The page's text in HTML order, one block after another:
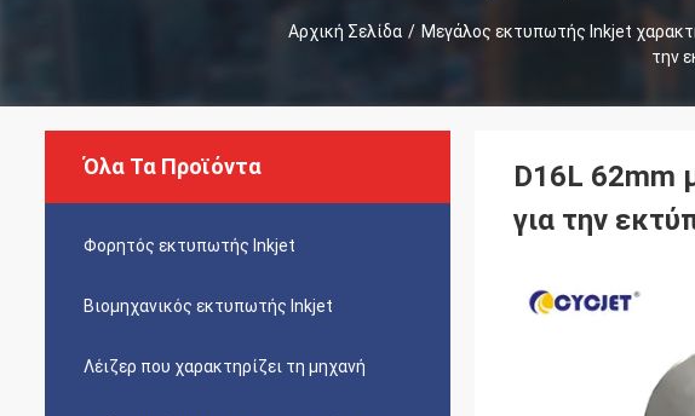
Αρχική Σελίδα / Μεγάλος εκτυπωτής Inkjet
την
Όλα Τα Προϊόντα
Φορητός εκτυπωτής Inkjet
Βιομηχανικός εκτυπωτής Inkjet
Λέιζερ που χαρακτηρίζει τη μηχανή
D16L 62mm
για την